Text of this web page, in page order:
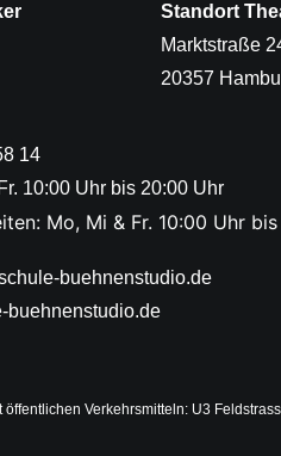
Standort
Marktstraße
20357
14
10:00 Uhr bis 20:00 Uhr
Mo, Mi & Fr. 10:00 Uhr bis
buehnenstudio.de
buehnenstudio.de
Verkehrsmitteln: U3